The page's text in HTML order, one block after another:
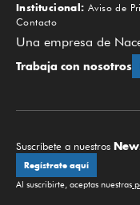
Institucional: Aviso de
Contacto
Una empresa de
Trabaja con nosotros
Suscríbete a nuestros
Regístrate aquí
Al suscribirte, aceptas nuestras